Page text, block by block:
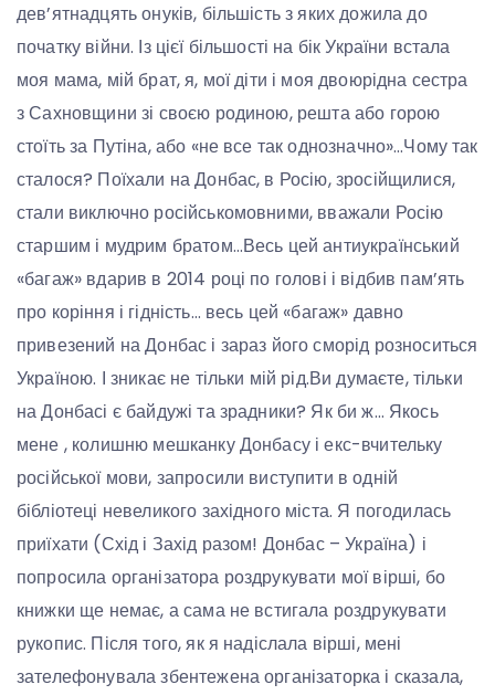
дев’ятнадцять онуків, більшість з яких дожила до
початку війни. Із цієї більшості на бік України встала
моя мама, мій брат, я, мої діти і моя двоюрідна сестра
з Сахновщини зі своєю родиною, решта або горою
стоїть за Путіна, або «не все так однозначно»…Чому так
сталося? Поїхали на Донбас, в Росію, зросійщилися,
стали виключно російськомовними, вважали Росію
старшим і мудрим братом…Весь цей антиукраїнський
«багаж» вдарив в 2014 році по голові і відбив пам’ять
про коріння і гідність… весь цей «багаж» давно
привезений на Донбас і зараз його сморід розноситься
Україною. І зникає не тільки мій рід.Ви думаєте, тільки
на Донбасі є байдужі та зрадники? Як би ж… Якось
мене , колишню мешканку Донбасу і екс-вчительку
російської мови, запросили виступити в одній
бібліотеці невеликого західного міста. Я погодилась
приїхати (Схід і Захід разом! Донбас – Україна) і
попросила організатора роздрукувати мої вірші, бо
книжки ще немає, а сама не встигала роздрукувати
рукопис. Після того, як я надіслала вірші, мені
зателефонувала збентежена організаторка і сказала,